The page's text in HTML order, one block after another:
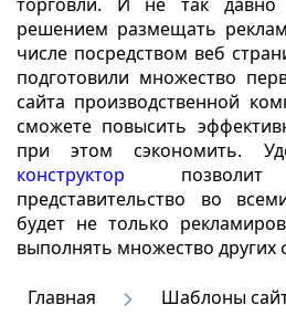
решением размещать
числе посредством веб
подготовили множество
сайта производственной
сможете повысить
при этом сэкономить.
конструктор
представительство во
будет не только
выполнять множество других
Главная
Шаблоны